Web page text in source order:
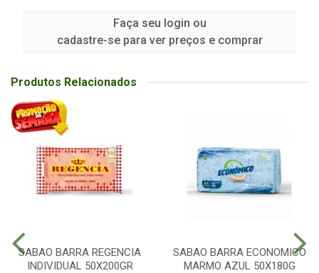
Faça seu login ou
cadastre-se para ver preços e comprar
Produtos Relacionados
SABAO BARRA REGENCIA
INDIVIDUAL 50X200GR
SABAO BARRA ECONOMICO
MARMO AZUL 50X180G